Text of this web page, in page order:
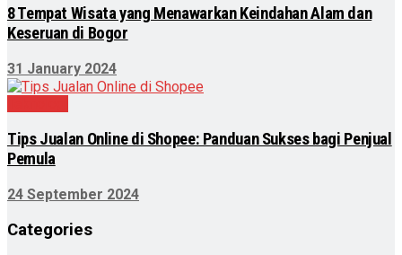
8 Tempat Wisata yang Menawarkan Keindahan Alam dan
Keseruan di Bogor
31 January 2024
Tips Jualan Online di Shopee: Panduan Sukses bagi Penjual
Pemula
24 September 2024
Categories